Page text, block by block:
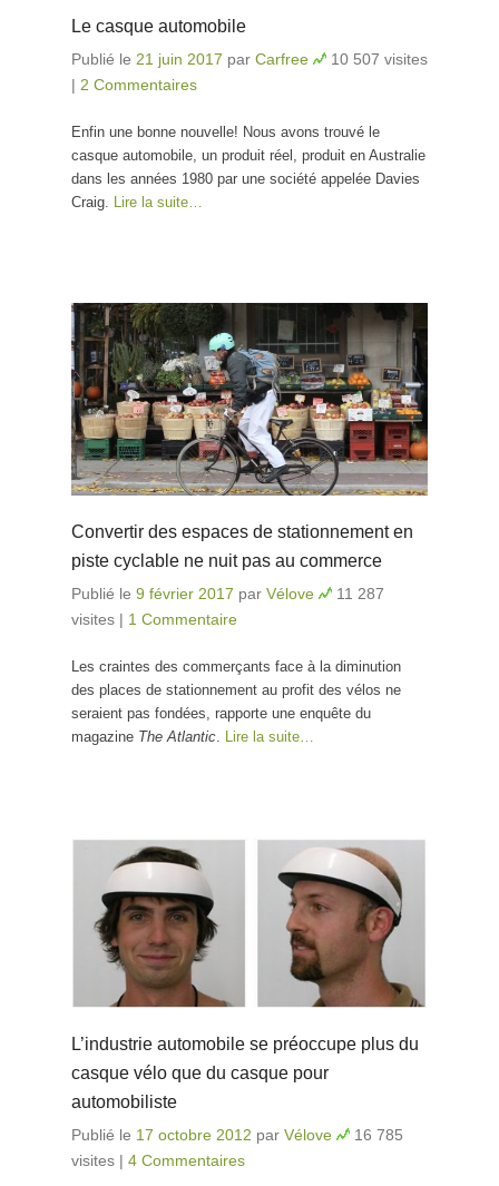
Le casque automobile
Publié le 21 juin 2017 par Carfree
10 507 visites
| 2 Commentaires
Enfin une bonne nouvelle! Nous avons trouvé le
casque automobile, un produit réel, produit en Australie
dans les années 1980 par une société appelée Davies
Craig. Lire la suite…
Convertir des espaces de stationnement en
piste cyclable ne nuit pas au commerce
Publié le 9 février 2017 par Vélove
11 287
visites | 1 Commentaire
Les craintes des commerçants face à la diminution
des places de stationnement au profit des vélos ne
seraient pas fondées, rapporte une enquête du
magazine The Atlantic. Lire la suite…
L’industrie automobile se préoccupe plus du
casque vélo que du casque pour
automobiliste
Publié le 17 octobre 2012 par Vélove
16 785
visites | 4 Commentaires